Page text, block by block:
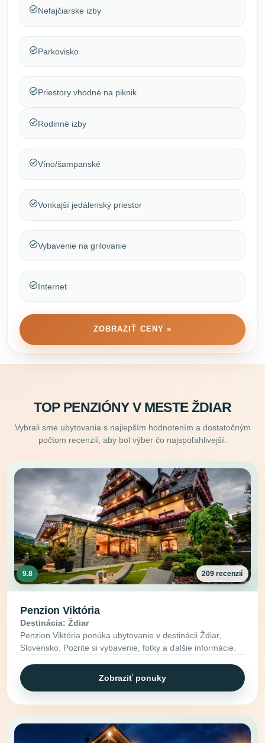
Nefajčiarske izby
Parkovisko
Priestory vhodné na piknik
Rodinné izby
Víno/šampanské
Vonkajší jedálenský priestor
Vybavenie na grilovanie
Internet
ZOBRAZIŤ CENY »
TOP PENZIÓNY V MESTE ŽDIAR
Vybrali sme ubytovania s najlepším hodnotením a dostatočným
počtom recenzií, aby bol výber čo najspoľahlivejší.
9.8 209 recenzií
Penzion Viktória
Destinácia: Ždiar
Penzion Viktória ponúka ubytovanie v destinácii Ždiar,
Slovensko. Pozrite si vybavenie, fotky a ďalšie informácie.
Zobraziť ponuky